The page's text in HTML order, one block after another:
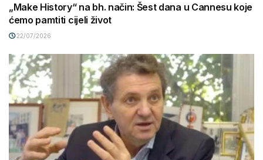
„Make History“ na bh. način: Šest dana u Cannesu koje
ćemo pamtiti cijeli život
22/07/2026